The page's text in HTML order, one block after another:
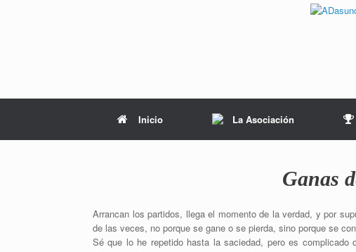
Inicio La Asociación
Ganas
Arrancan los partidos, llega el momento de la verdad, y por
de las veces, no porque se gane o se pierda, sino porque se
Sé que lo he repetido hasta la saciedad, pero es